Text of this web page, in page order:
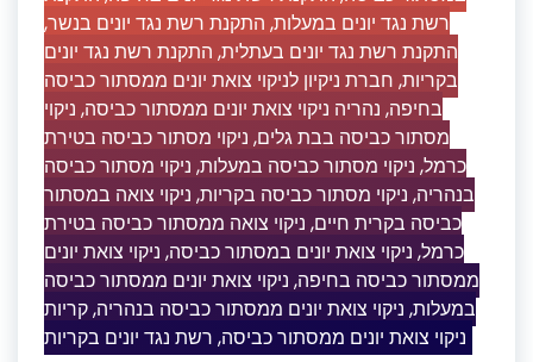
רשת נגד יונים במעלות, התקנת רשת נגד יונים בנשר,
התקנת רשת נגד יונים בעתלית, התקנת רשת נגד יונים
בקריות, חברת ניקיון לניקוי צואת יונים ממסתור כביסה
בחיפה, נהריה ניקוי צואת יונים ממסתור כביסה, ניקוי
מסתור כביסה בבת גלים, ניקוי מסתור כביסה בטירת
כרמל, ניקוי מסתור כביסה במעלות, ניקוי מסתור כביסה
בנהריה, ניקוי מסתור כביסה בקריות, ניקוי צואה במסתור
כביסה בקרית חיים, ניקוי צואה ממסתור כביסה בטירת
כרמל, ניקוי צואת יונים במסתור כביסה, ניקוי צואת יונים
ממסתור כביסה בחיפה, ניקוי צואת יונים ממסתור כביסה
במעלות, ניקוי צואת יונים ממסתור כביסה בנהריה,קריות
ניקוי צואת יונים ממסתור כביסה, רשת נגד יונים בקריות